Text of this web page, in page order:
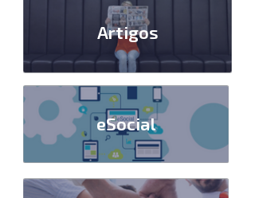
Artigos
eSocial